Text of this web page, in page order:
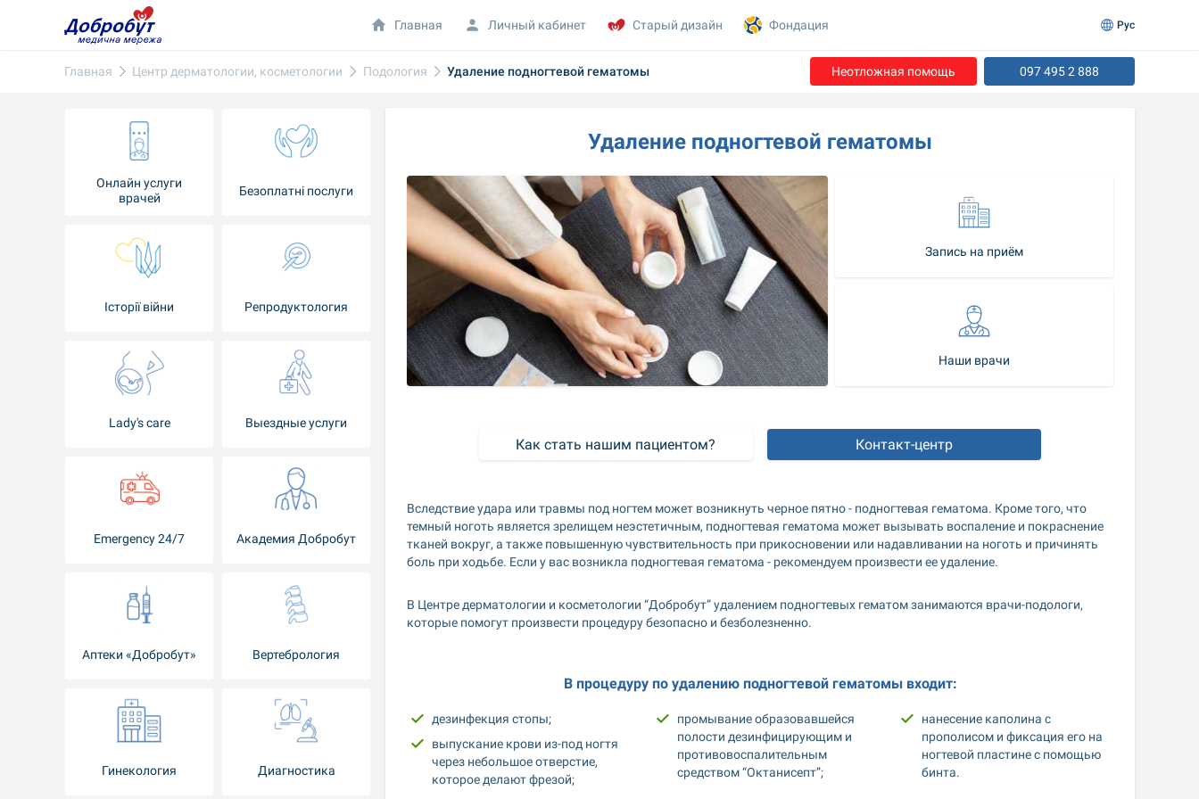
Главная Центр дерматологии, косметологии Подология Удаление подногтевой гематомы Неотложная помощь 097 495 2 888
Онлайн услуги
врачей
Безоплатні послуги
Iсторії війни Репродуктология
Lady's care Выездные услуги
Emergency 24/7 Академия Добробут
Аптеки «Добробут» Вертебрология
Гинекология Диагностика
Удаление подногтевой гематомы
Запись на приём
Наши врачи
Как стать нашим пациентом? Контакт-центр
Вследствие удара или травмы под ногтем может возникнуть черное пятно - подногтевая гематома. Кроме того, что
темный ноготь является зрелищем неэстетичным, подногтевая гематома может вызывать воспаление и покраснение
тканей вокруг, а также повышенную чувствительность при прикосновении или надавливании на ноготь и причинять
боль при ходьбе. Если у вас возникла подногтевая гематома - рекомендуем произвести ее удаление.
В Центре дерматологии и косметологии “Добробут” удалением подногтевых гематом занимаются врачи-подологи,
которые помогут произвести процедуру безопасно и безболезненно.
В процедуру по удалению подногтевой гематомы входит:
дезинфекция стопы;
выпускание крови из-под ногтя
через небольшое отверстие,
которое делают фрезой;
промывание образовавшейся
полости дезинфицирующим и
противовоспалительным
средством “Октанисепт”;
нанесение каполина с
прополисом и фиксация его на
ногтевой пластине с помощью
бинта.
Главная Личный кабинет Старый дизайн Фондация Рус